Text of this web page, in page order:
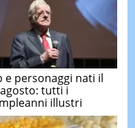
e personaggi nati il
agosto: tutti i
illustri